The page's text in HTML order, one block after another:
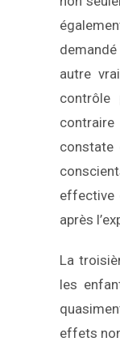
demandé
autre
contrôle
effective
après
La
les
effets